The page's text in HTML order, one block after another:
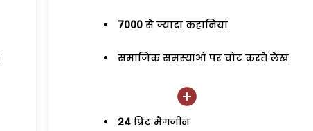
7000 से ज्यादा कहानियां
समाजिक समस्याओं पर चोट करते लेख
24 प्रिंट मैगजीन